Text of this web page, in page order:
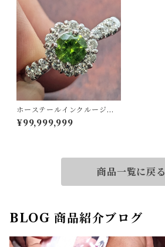
ホーステールインクルージョ
ン入ってます！Pt900デマン
トイドガーネットリング 14.5
¥99,999,999
商品一覧に戻る
BLOG 商品紹介ブログ